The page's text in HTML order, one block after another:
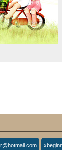
public_html/
工藝與品
發展